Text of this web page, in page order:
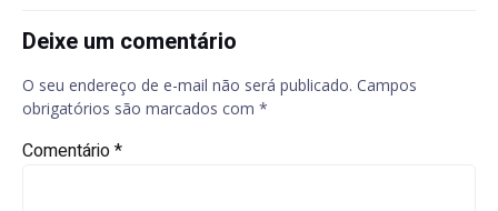
Deixe um comentário
O seu endereço de e-mail não será publicado. Campos
obrigatórios são marcados com *
Comentário*